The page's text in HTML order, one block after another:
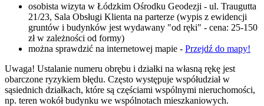
osobista wizyta w Łódzkim Ośrodku Geodezji - ul. Traugutta
21/23, Sala Obsługi Klienta na parterze (wypis z ewidencji
gruntów i budynków jest wydawany "od ręki" - cena: 25-150
zł w zależności od formy)
można sprawdzić na internetowej mapie - Przejdź do mapy!
Uwaga! Ustalanie numeru obrębu i działki na własną rękę jest
obarczone ryzykiem błędu. Często występuje współudział w
sąsiednich działkach, które są częściami wspólnymi nieruchomości,
np. teren wokół budynku we wspólnotach mieszkaniowych.